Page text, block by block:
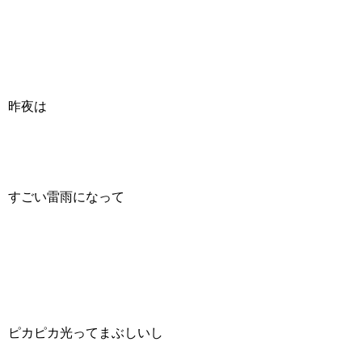
昨夜は
すごい雷雨になって
ピカピカ光ってまぶしいし